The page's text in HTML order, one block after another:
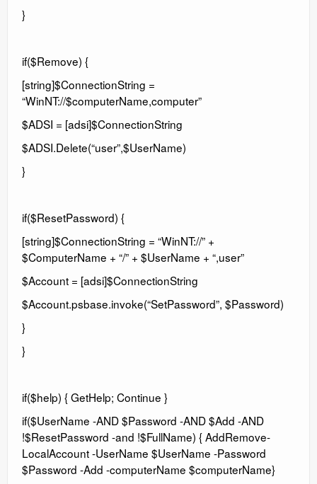
}
if($Remove) {
[string]$ConnectionString =
“WinNT://$computerName,computer”
$ADSI = [adsi]$ConnectionString
$ADSI.Delete(“user”,$UserName)
}
if($ResetPassword) {
[string]$ConnectionString = “WinNT://” +
$ComputerName + “/” + $UserName + “,user”
$Account = [adsi]$ConnectionString
$Account.psbase.invoke(“SetPassword”, $Password)
}
}
if($help) { GetHelp; Continue }
if($UserName -AND $Password -AND $Add -AND
!$ResetPassword -and !$FullName) { AddRemove-
LocalAccount -UserName $UserName -Password
$Password -Add -computerName $computerName}